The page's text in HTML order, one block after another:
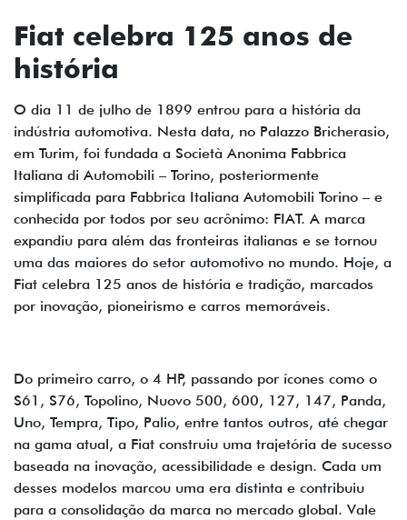
Fiat celebra 125 anos de
história
O dia 11 de julho de 1899 entrou para a história da
indústria automotiva. Nesta data, no Palazzo Bricherasio,
em Turim, foi fundada a Società Anonima Fabbrica
Italiana di Automobili – Torino, posteriormente
simplificada para Fabbrica Italiana Automobili Torino – e
conhecida por todos por seu acrônimo: FIAT. A marca
expandiu para além das fronteiras italianas e se tornou
uma das maiores do setor automotivo no mundo. Hoje, a
Fiat celebra 125 anos de história e tradição, marcados
por inovação, pioneirismo e carros memoráveis.
Do primeiro carro, o 4 HP, passando por ícones como o
S61, S76, Topolino, Nuovo 500, 600, 127, 147, Panda,
Uno, Tempra, Tipo, Palio, entre tantos outros, até chegar
na gama atual, a Fiat construiu uma trajetória de sucesso
baseada na inovação, acessibilidade e design. Cada um
desses modelos marcou uma era distinta e contribuiu
para a consolidação da marca no mercado global. Vale